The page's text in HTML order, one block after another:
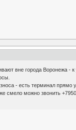
вне города
- есть терминал
можно звонить